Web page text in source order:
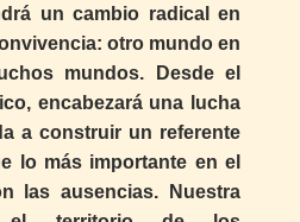
un cambio radical en
otro mundo en
mundos. Desde el
encabezará una lucha
a construir un referente
lo más importante en el
las ausencias. Nuestra